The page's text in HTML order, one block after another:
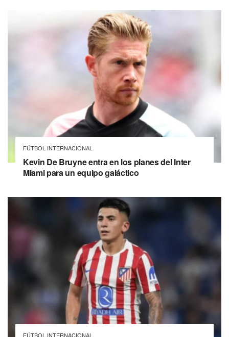
FÚTBOL INTERNACIONAL
Kevin De Bruyne entra en los planes del Inter
Miami para un equipo galáctico
FÚTBOL INTERNACIONAL